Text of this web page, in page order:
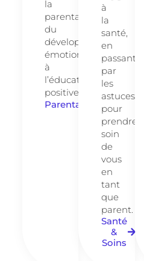
la
parentalité,
du
développement
émotionnel
à
l’éducation
positive.
Parentalité
à
la
santé,
en
passant
par
les
astuces
pour
prendre
soin
de
vous
en
tant
que
parent.
Santé
&
Soins